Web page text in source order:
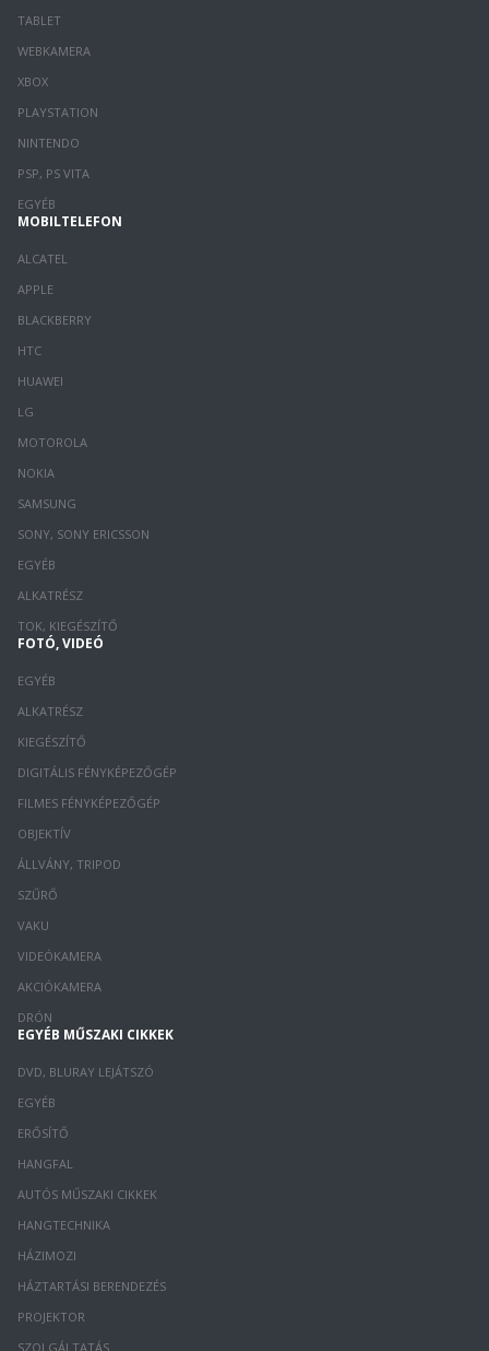
TABLET
WEBKAMERA
XBOX
PLAYSTATION
NINTENDO
PSP, PS VITA
EGYÉB
MOBILTELEFON
ALCATEL
APPLE
BLACKBERRY
HTC
HUAWEI
LG
MOTOROLA
NOKIA
SAMSUNG
SONY, SONY ERICSSON
EGYÉB
ALKATRÉSZ
TOK, KIEGÉSZÍTŐ
FOTÓ, VIDEÓ
EGYÉB
ALKATRÉSZ
KIEGÉSZÍTŐ
DIGITÁLIS FÉNYKÉPEZŐGÉP
FILMES FÉNYKÉPEZŐGÉP
OBJEKTÍV
ÁLLVÁNY, TRIPOD
SZŰRŐ
VAKU
VIDEÓKAMERA
AKCIÓKAMERA
DRÓN
EGYÉB MŰSZAKI CIKKEK
DVD, BLURAY LEJÁTSZÓ
EGYÉB
ERŐSÍTŐ
HANGFAL
AUTÓS MŰSZAKI CIKKEK
HANGTECHNIKA
HÁZIMOZI
HÁZTARTÁSI BERENDEZÉS
PROJEKTOR
SZOLGÁLTATÁS